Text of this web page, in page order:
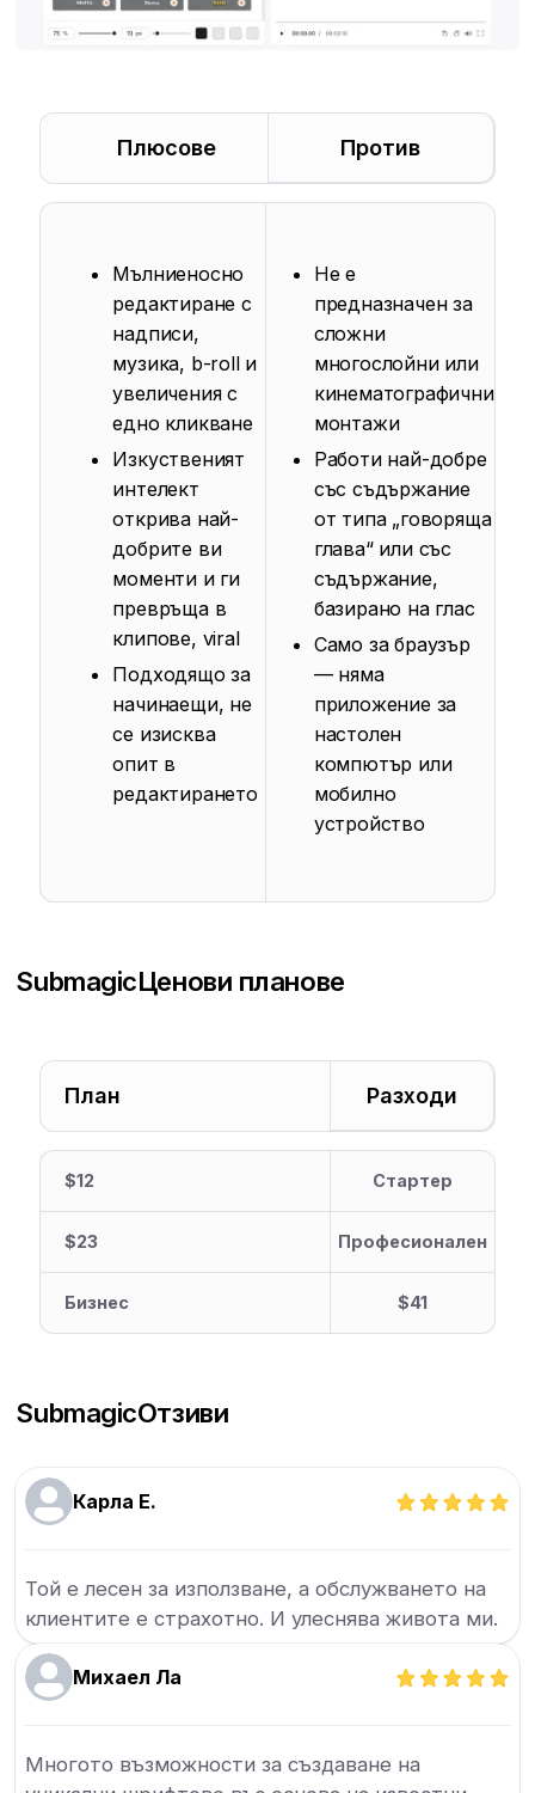
Плюсове Против
Мълниеносно
редактиране с
надписи,
музика, b-roll и
увеличения с
едно кликване
Изкуственият
интелект
открива най-
добрите ви
моменти и ги
превръща в
клипове, viral
Подходящо за
начинаещи, не
се изисква
опит в
редактирането
Не е
предназначен за
сложни
многослойни или
кинематографични
монтажи
Работи най-добре
със съдържание
от типа „говоряща
глава“ или със
съдържание,
базирано на глас
Само за браузър
— няма
приложение за
настолен
компютър или
мобилно
устройство
SubmagicЦенови планове
План Разходи
$12 Стартер
$23 Професионален
Бизнес $41
SubmagicОтзиви
Карла Е.
Той е лесен за използване, а обслужването на
клиентите е страхотно. И улеснява живота ми.
Михаел Ла
Многото възможности за създаване на